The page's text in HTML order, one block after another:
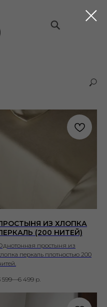
ИЗ ХЛОПКА
(200 НИТЕЙ)
простыня из
перкаль плотностью 200
599—6 499 р.